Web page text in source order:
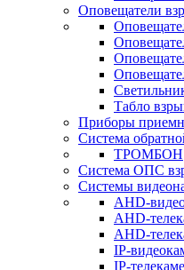
Оповещатели
Табло
Приборы
Система
ТРОМБОН
Система ОПС
Системы
AHD-
AHD-
AHD-
IP-
IP-